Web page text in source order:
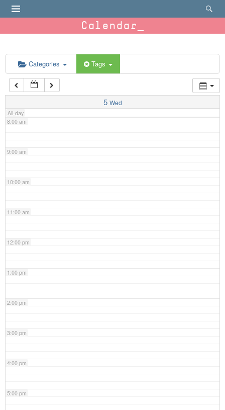
Calendar
Categories Tags
5 Wed
All-day
6:00 am
7:00 am
8:00 am
9:00 am
10:00 am
11:00 am
12:00 pm
1:00 pm
2:00 pm
3:00 pm
4:00 pm
5:00 pm